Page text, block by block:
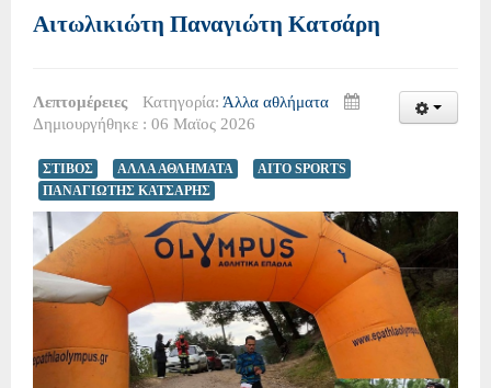
Αιτωλικιώτη Παναγιώτη Κατσάρη
Λεπτομέρειες Κατηγορία: Άλλα αθλήματα
Δημιουργήθηκε : 06 Μαϊος 2026
ΣΤΙΒΟΣ ΑΛΛΑ ΑΘΛΗΜΑΤΑ
AITO SPORTS
ΠΑΝΑΓΙΩΤΗΣ ΚΑΤΣΑΡΗΣ